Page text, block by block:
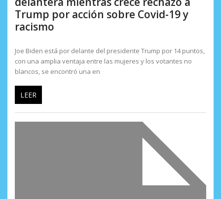
Trump por acción sobre Covid-19 y
racismo
Joe Biden está por delante del presidente Trump por 14 puntos,
con una amplia ventaja entre las mujeres y los votantes no
blancos, se encontró una en
LEER